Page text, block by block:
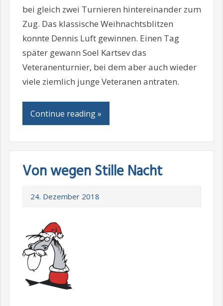
bei gleich zwei Turnieren hintereinander zum
Zug. Das klassische Weihnachtsblitzen
konnte Dennis Luft gewinnen. Einen Tag
später gewann Soel Kartsev das
Veteranenturnier, bei dem aber auch wieder
viele ziemlich junge Veteranen antraten.
Continue reading »
Von wegen Stille Nacht
24. Dezember 2018